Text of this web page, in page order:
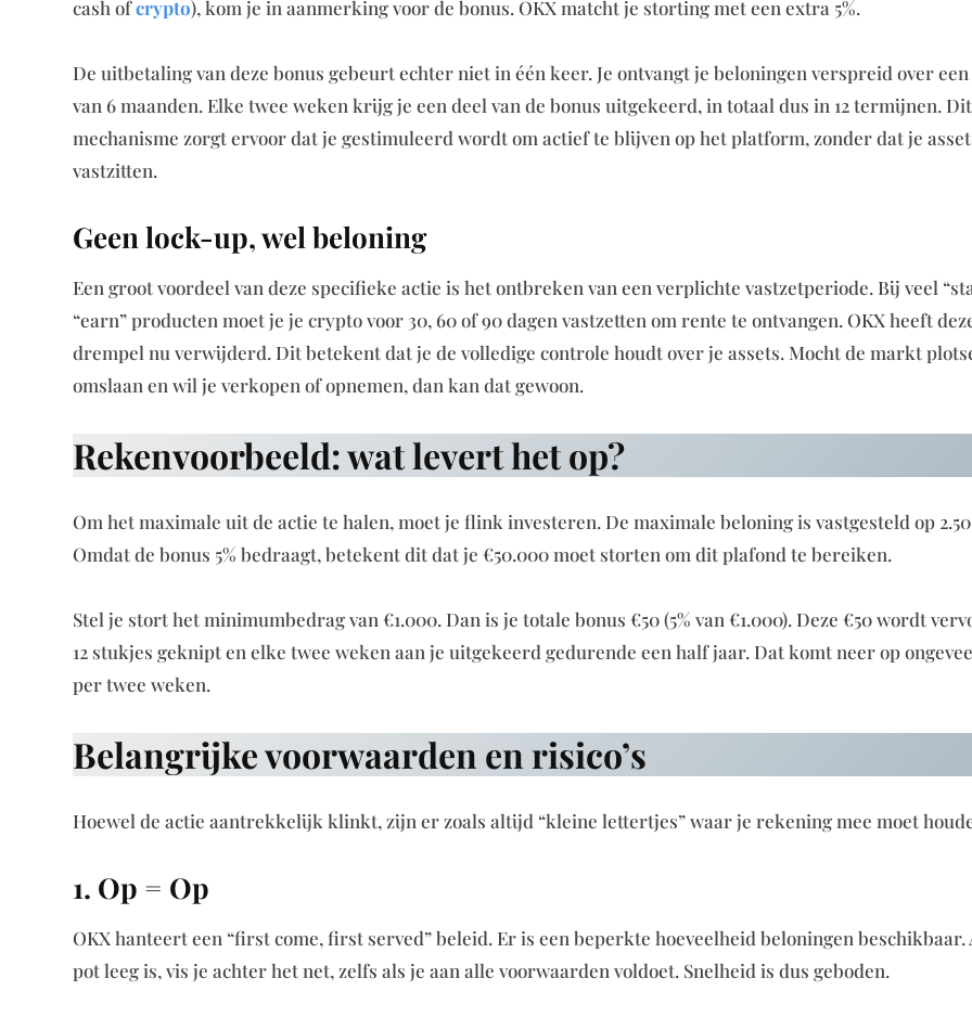
cash ofcrypto), kom je in aanmerking voor de bonus. OKX matcht je storting met een extra 5%.
De uitbetaling van deze bonus gebeurt echter niet in één keer. Je ontvangt je beloningen verspreid over
van 6 maanden. Elke twee weken krijg je een deel van de bonus uitgekeerd, in totaal dus in 12 termijnen. Dit
mechanisme zorgt ervoor dat je gestimuleerd wordt om actief te blijven op het platform, zonder dat je
vastzitten.
Geen lock-up, wel beloning
Een groot voordeel van deze specifieke actie is het ontbreken van een verplichte vastzetperiode. Bij veel
“earn” producten moet je je crypto voor 30, 60 of 90 dagen vastzetten om rente te ontvangen. OKX heeft
drempel nu verwijderd. Dit betekent dat je de volledige controle houdt over je assets. Mocht de markt
omslaan en wil je verkopen of opnemen, dan kan dat gewoon.
Rekenvoorbeeld: wat levert het op?
Om het maximale uit de actie te halen, moet je flink investeren. De maximale beloning is vastgesteld op
Omdat de bonus 5% bedraagt, betekent dit dat je €50.000 moet storten om dit plafond te bereiken.
Stel je stort het minimumbedrag van €1.000. Dan is je totale bonus €50 (5% van €1.000). Deze €50 wordt
12 stukjes geknipt en elke twee weken aan je uitgekeerd gedurende een half jaar. Dat komt neer op
per twee weken.
Belangrijke voorwaarden en risico’s
Hoewel de actie aantrekkelijk klinkt, zijn er zoals altijd “kleine lettertjes” waar je rekening mee moet
1. Op = Op
OKX hanteert een “first come, first served” beleid. Er is een beperkte hoeveelheid beloningen beschikbaar.
pot leeg is, vis je achter het net, zelfs als je aan alle voorwaarden voldoet. Snelheid is dus geboden.